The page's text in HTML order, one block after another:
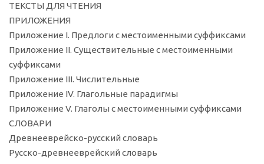
ТЕКСТЫ ДЛЯ ЧТЕНИЯ
ПРИЛОЖЕНИЯ
Приложение I. Предлоги с местоименными суффиксами
Приложение II. Существительные с местоименными
суффиксами
Приложение III. Числительные
Приложение IV. Глагольные парадигмы
Приложение V. Глаголы с местоименными суффиксами
СЛОВАРИ
Древнееврейско-русский словарь
Русско-древнееврейский словарь